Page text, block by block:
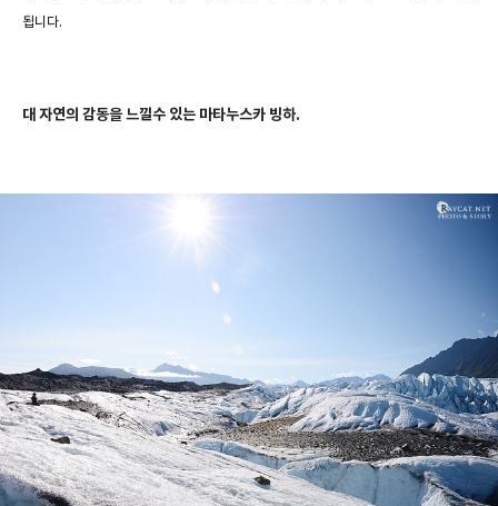
됩니다.
대 자연의 감동을 느낄수 있는 마타누스카 빙하.